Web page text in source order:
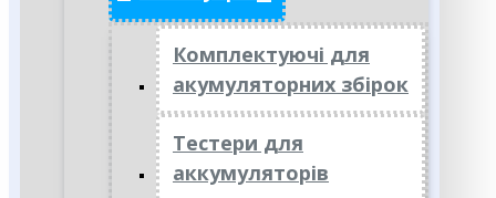
Комплектуючі для
акумуляторних збірок
Тестери для
аккумуляторів